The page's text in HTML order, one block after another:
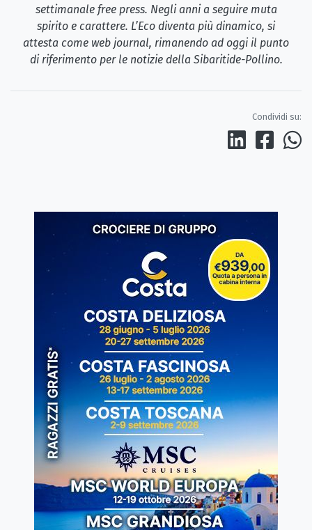
settimanale free press. Negli anni a seguire muta
spirito e carattere. L’Eco diventa più dinamico, si
attesta come web journal, rimanendo ad oggi il punto
di riferimento per le notizie della Sibaritide-Pollino.
Condividi su: